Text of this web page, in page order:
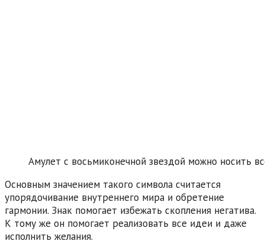
Амулет с восьмиконечной звездой можно носить
Основным значением такого символа считается
упорядочивание внутреннего мира и обретение
гармонии. Знак помогает избежать скопления негатива.
К тому же он помогает реализовать все идеи и даже
исполнить желания.